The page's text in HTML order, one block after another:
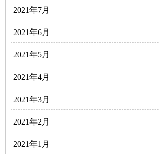
2021年7月
2021年6月
2021年5月
2021年4月
2021年3月
2021年2月
2021年1月